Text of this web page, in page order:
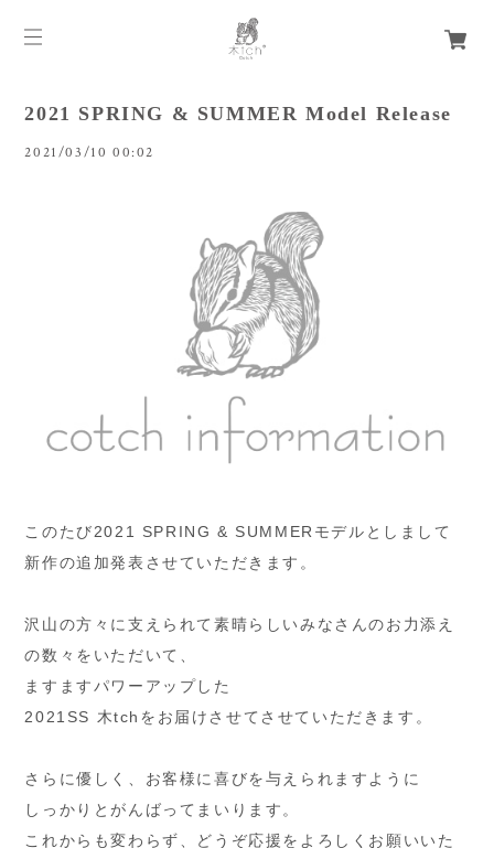
2021 SPRING & SUMMER Model Release
2021/03/10 00:02
このたび2021 SPRING & SUMMERモデルとしまして
新作の追加発表させていただきます。
沢山の方々に支えられて素晴らしいみなさんのお力添え
の数々をいただいて、
ますますパワーアップした
2021SS 木tchをお届けさせてさせていただきます。
さらに優しく、お客様に喜びを与えられますように
しっかりとがんばってまいります。
これからも変わらず、どうぞ応援をよろしくお願いいた